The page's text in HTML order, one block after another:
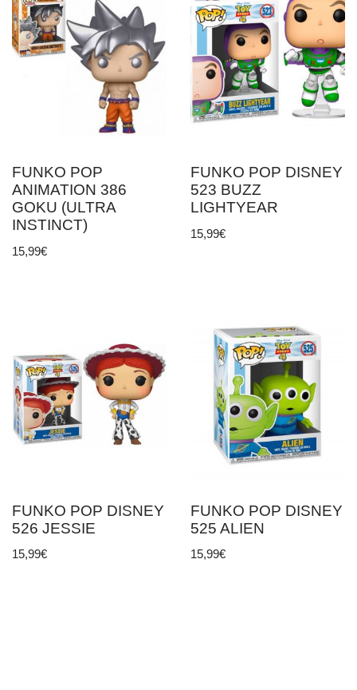
FUNKO POP
ANIMATION 386
GOKU (ULTRA
INSTINCT)
15,99€
FUNKO POP DISNEY
523 BUZZ
LIGHTYEAR
15,99€
FUNKO POP DISNEY
526 JESSIE
15,99€
FUNKO POP DISNEY
525 ALIEN
15,99€